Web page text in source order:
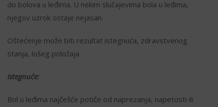
do bolova u leđima. U nekim slučajevima bola u leđima,
njegov uzrok ostaje nejasan.
Oštećenje može biti rezultat istegnuća, zdravstvenog
stanja, lošeg položaja.
Istegnuće:
Bol u leđima najčešće potiče od naprezanja, napetosti ili